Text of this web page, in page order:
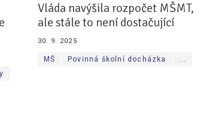
Vláda navýšila rozpočet MŠMT,
ale stále to není dostačující
30. 9. 2025
MŠ Povinná školní docházka ...